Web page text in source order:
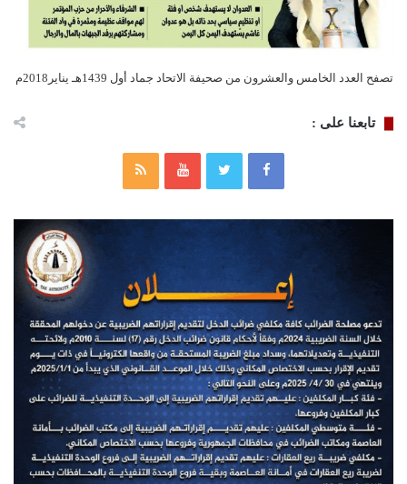
تصفح العدد الخامس والعشرون من صحيفة الاتحاد جماد أول 1439هـ يناير2018م
تابعنا على :